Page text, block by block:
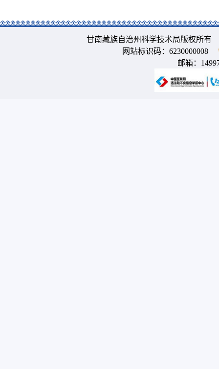
甘南藏族自治州科学技术局版权所
网站标识码：6230000008
邮箱：